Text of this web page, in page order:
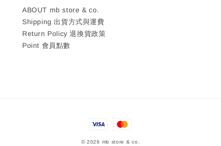
ABOUT mb store & co.
Shipping 出貨方式與運費
Return Policy 退換貨政策
Point 會員點數
© 2026 mb store & co.